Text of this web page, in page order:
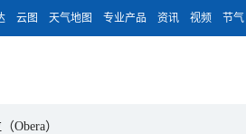
云图 天气地图 专业产品 资讯 视频 节气
Obera）